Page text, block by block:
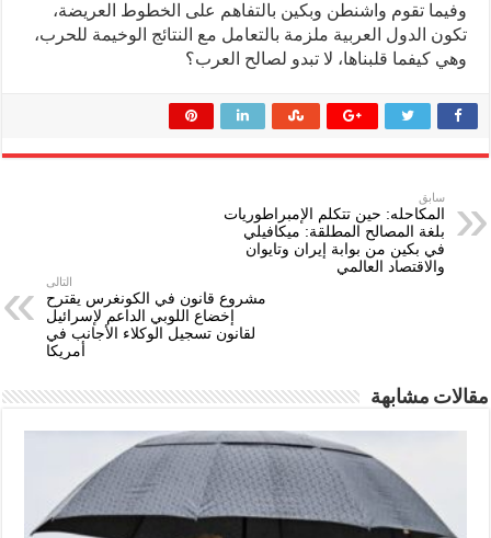
وفيما تقوم واشنطن وبكين بالتفاهم على الخطوط العريضة،
تكون الدول العربية ملزمة بالتعامل مع النتائج الوخيمة للحرب،
وهي كيفما قلبناها، لا تبدو لصالح العرب؟
سابق
المكاحله: حين تتكلم الإمبراطوريات
بلغة المصالح المطلقة: ميكافيلي
في بكين من بوابة إيران وتايوان
والاقتصاد العالمي
التالى
مشروع قانون في الكونغرس يقترح
إخضاع اللوبي الداعم لإسرائيل
لقانون تسجيل الوكلاء الأجانب في
أمريكا
مقالات مشابهة